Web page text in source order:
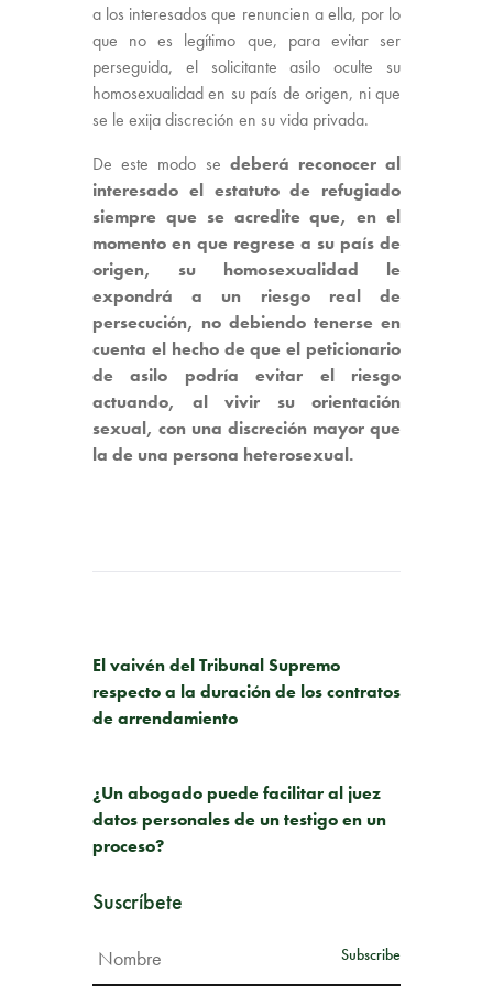
a los interesados que renuncien a ella, por lo
que no es legítimo que, para evitar ser
perseguida, el solicitante asilo oculte su
homosexualidad en su país de origen, ni que
se le exija discreción en su vida privada.
De este modo se deberá reconocer al
interesado el estatuto de refugiado
siempre que se acredite que, en el
momento en que regrese a su país de
origen, su homosexualidad le
expondrá a un riesgo real de
persecución, no debiendo tenerse en
cuenta el hecho de que el peticionario
de asilo podría evitar el riesgo
actuando, al vivir su orientación
sexual, con una discreción mayor que
la de una persona heterosexual.
El vaivén del Tribunal Supremo
respecto a la duración de los contratos
de arrendamiento
¿Un abogado puede facilitar al juez
datos personales de un testigo en un
proceso?
Suscríbete